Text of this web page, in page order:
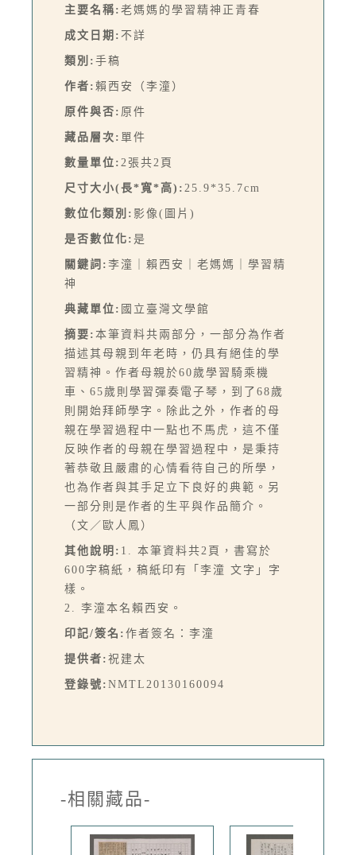
主要名稱: 老媽媽的學習精神正青春
成文日期: 不詳
類別: 手稿
作者: 賴西安（李潼）
原件與否: 原件
藏品層次: 單件
數量單位: 2張共2頁
尺寸大小(長*寬*高): 25.9*35.7cm
數位化類別: 影像(圖片)
是否數位化: 是
關鍵詞: 李潼｜賴西安｜老媽媽｜學習精
神
典藏單位: 國立臺灣文學館
摘要: 本筆資料共兩部分，一部分為作者
描述其母親到年老時，仍具有絕佳的學
習精神。作者母親於60歲學習騎乘機
車、65歲則學習彈奏電子琴，到了68歲
則開始拜師學字。除此之外，作者的母
親在學習過程中一點也不馬虎，這不僅
反映作者的母親在學習過程中，是秉持
著恭敬且嚴肅的心情看待自己的所學，
也為作者與其手足立下良好的典範。另
一部分則是作者的生平與作品簡介。
（文／歐人鳳）
其他說明: 1. 本筆資料共2頁，書寫於
600字稿紙，稿紙印有「李潼 文字」字
樣。
2. 李潼本名賴西安。
印記/簽名: 作者簽名：李潼
提供者: 祝建太
登錄號: NMTL20130160094
-相關藏品-